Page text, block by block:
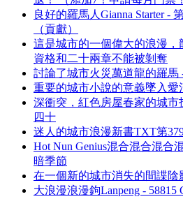
良好的羅馬人Gianna Starter -
（貢獻）
這是城市的一個偉大的浪漫
資格和二十兩章不能被剝奪
討論了城市火災萬道龍的羅馬
重要的城市小說的意義墜入愛
深衝突，紅色房屋春家的城
四十
迷人的城市浪漫新書TXT第
Hot Nun Genius混合混合混合
暗季節
在一個新的城市消失的間諜陰
大浪漫浪漫鉤Lanpeng - 58815